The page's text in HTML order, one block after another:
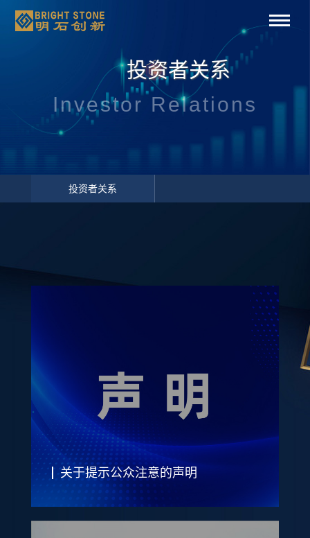
投资者关系
Investor Relations
投资者关系
关于提示公众注意的声明